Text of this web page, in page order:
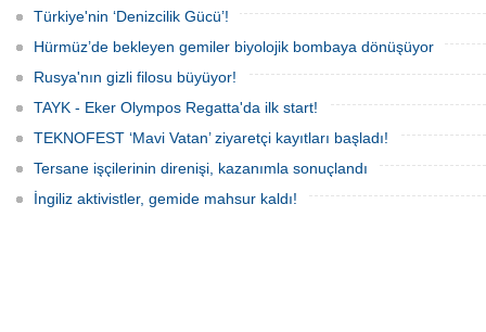
Türkiye'nin ‘Denizcilik Gücü’!
Hürmüz’de bekleyen gemiler biyolojik bombaya dönüşüyor
Rusya'nın gizli filosu büyüyor!
TAYK - Eker Olympos Regatta'da ilk start!
TEKNOFEST ‘Mavi Vatan’ ziyaretçi kayıtları başladı!
Tersane işçilerinin direnişi, kazanımla sonuçlandı
İngiliz aktivistler, gemide mahsur kaldı!